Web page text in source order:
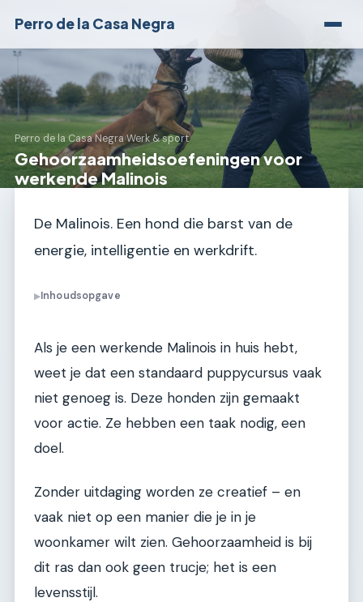
Perro de la Casa Negra
Perro de la Casa Negra›Werk & sport
Gehoorzaamheidsoefeningen voor
werkende Malinois
De Malinois. Een hond die barst van de
energie, intelligentie en werkdrift.
▶Inhoudsopgave
Als je een werkende Malinois in huis hebt,
weet je dat een standaard puppycursus vaak
niet genoeg is. Deze honden zijn gemaakt
voor actie. Ze hebben een taak nodig, een
doel.
Zonder uitdaging worden ze creatief – en
vaak niet op een manier die je in je
woonkamer wilt zien. Gehoorzaamheid is bij
dit ras dan ook geen trucje; het is een
levensstijl.